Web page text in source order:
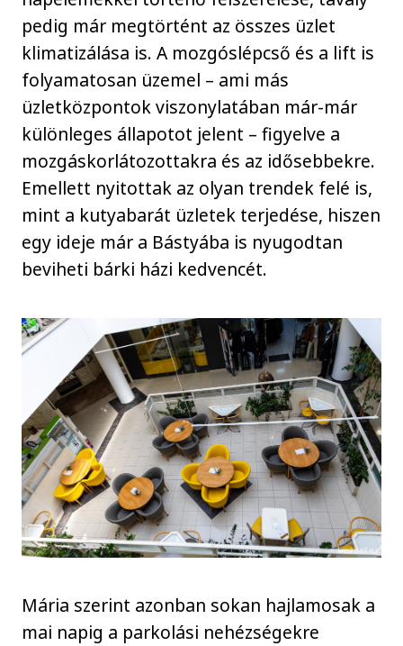
pedig már megtörtént az összes üzlet
klimatizálása is. A mozgóslépcső és a lift is
folyamatosan üzemel – ami más
üzletközpontok viszonylatában már-már
különleges állapotot jelent – figyelve a
mozgáskorlátozottakra és az idősebbekre.
Emellett nyitottak az olyan trendek felé is,
mint a kutyabarát üzletek terjedése, hiszen
egy ideje már a Bástyába is nyugodtan
beviheti bárki házi kedvencét.
Mária szerint azonban sokan hajlamosak a
mai napig a parkolási nehézségekre